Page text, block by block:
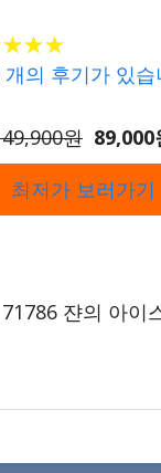
★★★
★★★
개의 후기가 있습
원 89,000
최저가 보러가기
쟌의 아이